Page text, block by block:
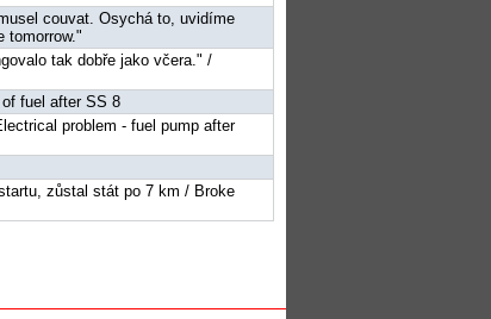
couvat. Osychá to, uvidíme
tomorrow."
tak dobře jako včera." /
fuel after SS 8
problem - fuel pump after
zůstal stát po 7 km / Broke